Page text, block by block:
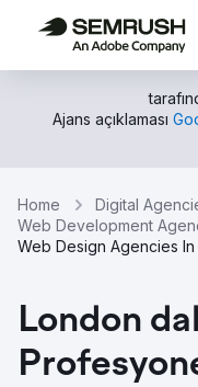
Ajans açıklaması
Home Digital
Web Development
Web Design Agencies
London